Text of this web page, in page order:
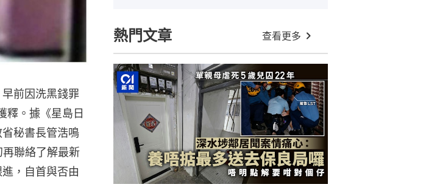
前因洗黑錢罪
釋。據《星島日
秘書長管浩鳴
聯絡了解最新
，自首與否由
熱門文章 查看更多